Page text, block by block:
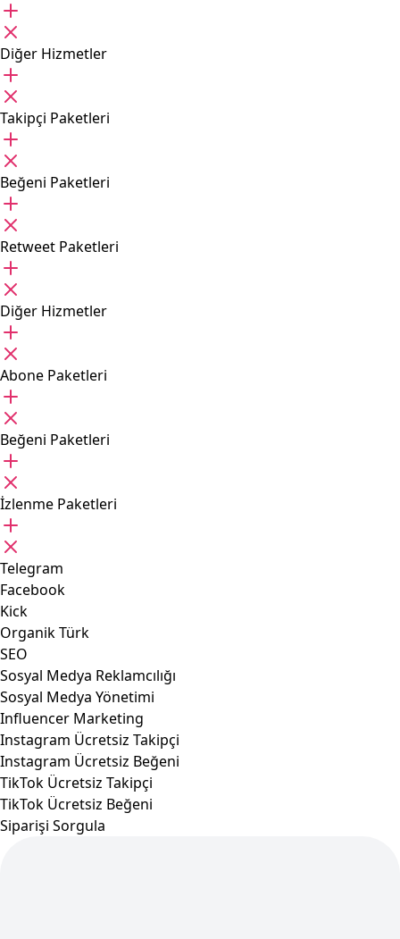
Diğer Hizmetler
Takipçi Paketleri
Beğeni Paketleri
Retweet Paketleri
Diğer Hizmetler
Abone Paketleri
Beğeni Paketleri
İzlenme Paketleri
Telegram
Facebook
Kick
Organik Türk
SEO
Sosyal Medya Reklamcılığı
Sosyal Medya Yönetimi
Influencer Marketing
Instagram Ücretsiz Takipçi
Instagram Ücretsiz Beğeni
TikTok Ücretsiz Takipçi
TikTok Ücretsiz Beğeni
Siparişi Sorgula